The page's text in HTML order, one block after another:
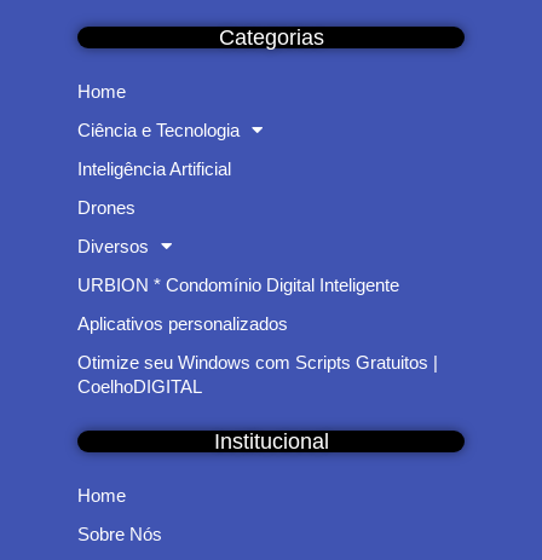
Categorias
Home
Ciência e Tecnologia
Inteligência Artificial
Drones
Diversos
URBION * Condomínio Digital Inteligente
Aplicativos personalizados
Otimize seu Windows com Scripts Gratuitos |
CoelhoDIGITAL
Institucional
Home
Sobre Nós